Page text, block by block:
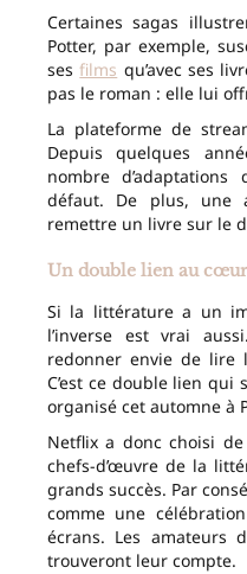
Certaines sagas
Potter, par exemple,
sesfilms qu’avec ses
pas le roman : elle lui
La plateforme de
Depuis quelques
nombre
défaut. De plus, une
remettre un livre sur le
Un double lien au
Si la littérature a un
l’inverse est vrai
redonner envie de lire
C’est ce double lien qui
organisé cet automne à
Netflix a donc choisi
chefs-d’œuvre de la
grands succès. Par
comme une
écrans. Les amateurs
trouveront leur compte.